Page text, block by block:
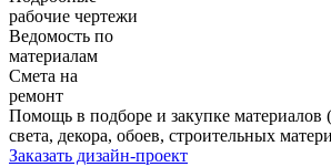
рабочие чертежи
Ведомость по
материалам
Смета на
ремонт
Помощь в подборе и закупке материалов
света, декора, обоев, строительных
Заказать дизайн-проект